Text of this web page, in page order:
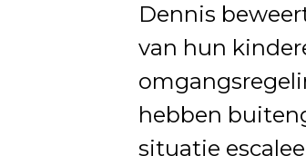
Dennis
van hun
hebben
situatie